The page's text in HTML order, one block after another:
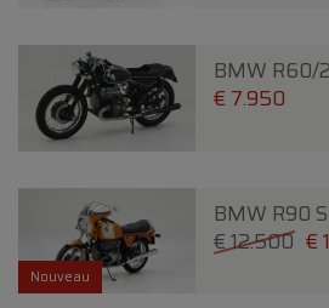
BMW R60/
€ 7.950
Nouveau
BMW R90
€ 12.500 €